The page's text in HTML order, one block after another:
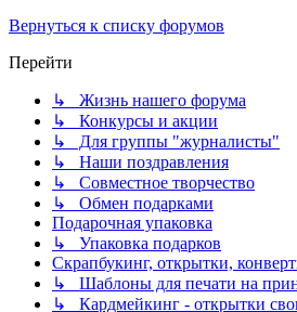
Вернуться к списку форумов
Перейти
↳ Жизнь нашего форума
↳ Конкурсы и акции
↳ Для группы "журналисты"
↳ Наши поздравления
↳ Совместное творчество
↳ Обмен подарками
Подарочная упаковка
↳ Упаковка подарков
Скрапбукинг, открытки,
↳ Шаблоны для печати на
↳ Кардмейкинг - открытки